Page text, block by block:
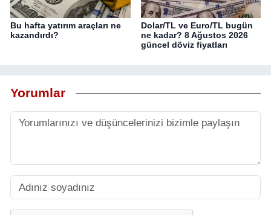
Bu hafta yatırım araçları ne
kazandırdı?
Dolar/TL ve Euro/TL bugün
ne kadar? 8 Ağustos 2026
güncel döviz fiyatları
Yorumlar